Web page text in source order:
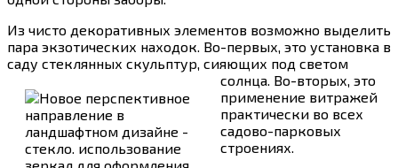
Из чисто декоративных элементов возможно выделить
пара экзотических находок. Во-первых, это установка в
саду стеклянных скульптур, сияющих под светом
солнца. Во-вторых, это
применение витражей
практически во всех
садово-парковых
строениях.